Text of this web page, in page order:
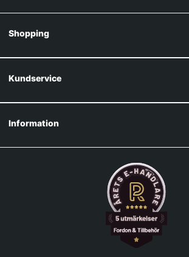
Shopping
Kundservice
Information